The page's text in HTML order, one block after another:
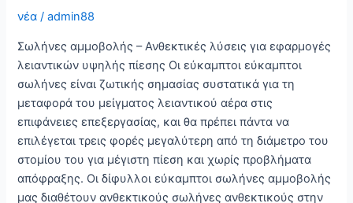
νέα /admin88
Σωλήνες αμμοβολής – Ανθεκτικές λύσεις για εφαρμογές
λειαντικών υψηλής πίεσης Οι εύκαμπτοι εύκαμπτοι
σωλήνες είναι ζωτικής σημασίας συστατικά για τη
μεταφορά του μείγματος λειαντικού αέρα στις
επιφάνειες επεξεργασίας, και θα πρέπει πάντα να
επιλέγεται τρεις φορές μεγαλύτερη από τη διάμετρο του
στομίου του για μέγιστη πίεση και χωρίς προβλήματα
απόφραξης. Οι δίφυλλοι εύκαμπτοι σωλήνες αμμοβολής
μας διαθέτουν ανθεκτικούς σωλήνες ανθεκτικούς στην